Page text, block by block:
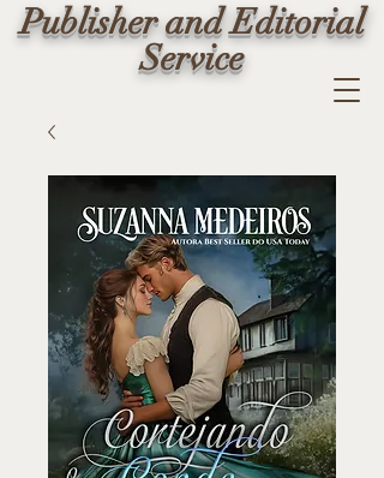
Publisher and Editorial
Service